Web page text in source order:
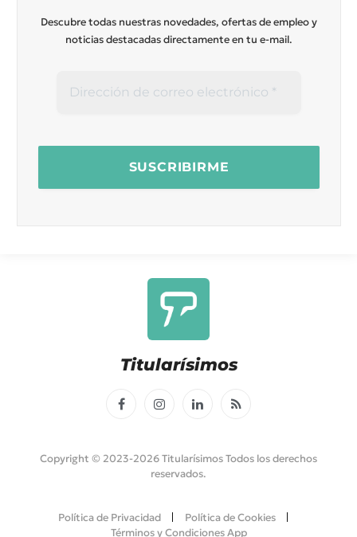
Descubre todas nuestras novedades, ofertas de empleo y
noticias destacadas directamente en tu e-mail.
Titularísimos
FacebookInstagramLinkedInRSS
Copyright © 2023-2026 Titularísimos Todos los derechos
reservados.
Política de Privacidad
Política de Cookies
Términos y Condiciones App